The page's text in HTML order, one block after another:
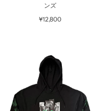
ンズ
¥12,800